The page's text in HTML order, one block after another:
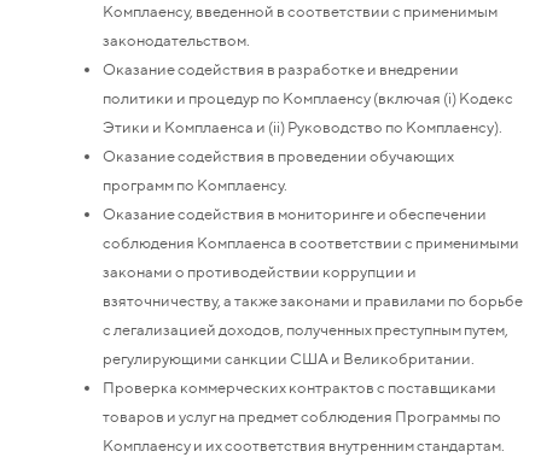
Комплаенсу, введенной в соответствии с применимым
законодательством.
Оказание содействия в разработке и внедрении
политики и процедур по Комплаенсу (включая (i) Кодекс
Этики и Комплаенса и (ii) Руководство по Комплаенсу).
Оказание содействия в проведении обучающих
программ по Комплаенсу.
Оказание содействия в мониторинге и обеспечении
соблюдения Комплаенса в соответствии с применимыми
законами о противодействии коррупции и
взяточничеству, а также законами и правилами по борьбе
с легализацией доходов, полученных преступным путем,
регулирующими санкции США и Великобритании.
Проверка коммерческих контрактов с поставщиками
товаров и услуг на предмет соблюдения Программы по
Комплаенсу и их соответствия внутренним стандартам.